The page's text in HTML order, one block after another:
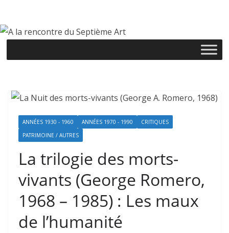
contenu
ANNÉES 1930 - 1960 ANNÉES 1970 - 1990
CRITIQUES
PATRIMOINE / AUTRES
La trilogie des morts-
vivants (George Romero,
1968 – 1985) : Les maux
de l’humanité